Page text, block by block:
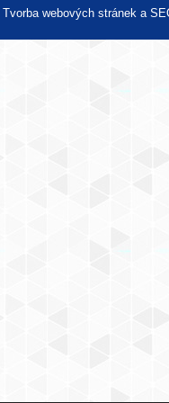
Tvorba webových stránek a